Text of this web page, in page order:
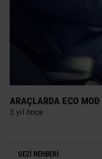
ARAÇLARDA ECO
3 yıl önce
GEZI REHBERI